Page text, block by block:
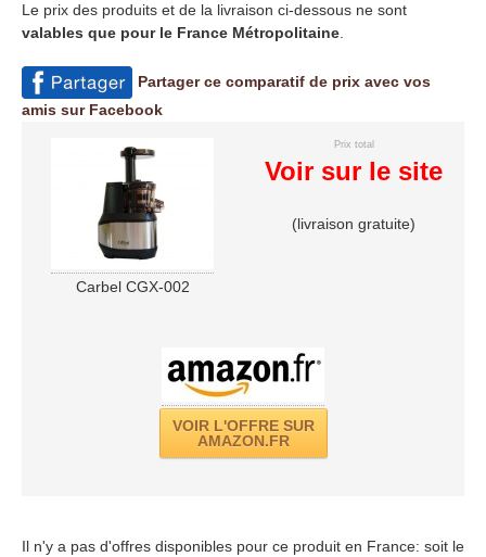
Le prix des produits et de la livraison ci-dessous ne sont
valables que pour le France Métropolitaine
Partager ce comparatif de prix avec vos
amis sur Facebook
Carbel CGX-002
Prix total
Voir sur le site
(livraison gratuite)
VOIR L'OFFRE SUR
AMAZON.FR
Il n'y a pas d'offres disponibles pour ce produit en France: soit le